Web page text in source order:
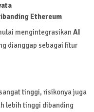
Ethereum
mengintegrasikan AI
dianggap sebagai fitur
tinggi, risikonya juga
lebih tinggi dibanding